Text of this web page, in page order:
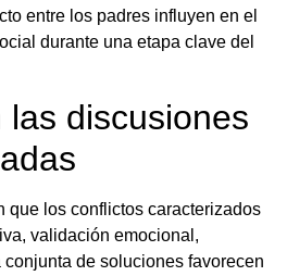
entre los padres influyen en el
durante una etapa clave del
discusiones
que los conflictos caracterizados
validación emocional,
de soluciones favorecen